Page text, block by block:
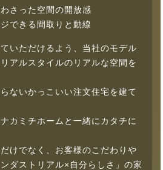
さった空間の開放感
できる間取りと動線
いただけるよう、当社のモデル
アルスタイルのリアルな空間を
ないかっこいい注文住宅を建て
カミチホームと一緒にカタチに
けでなく、お客様のこだわりや
ダストリアル×自分らしさ」の家